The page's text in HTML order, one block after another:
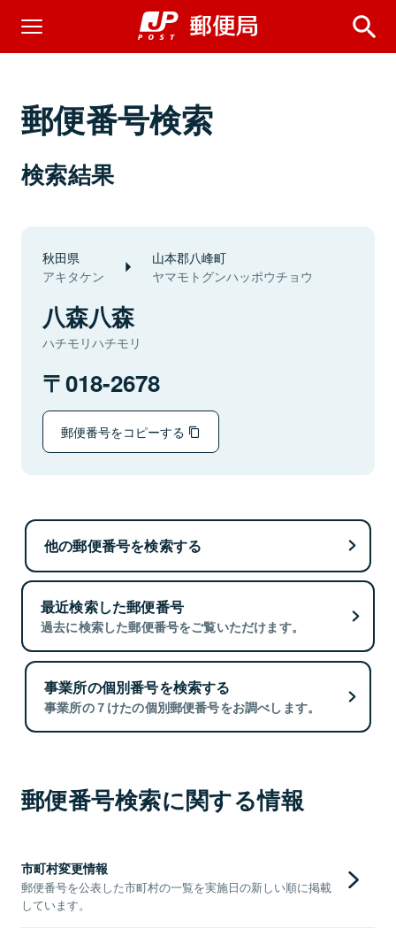
郵便番号検索
検索結果
秋田県
アキタケン
山本郡八峰町
ヤマモトグンハッポウチョウ
八森八森
ハチモリハチモリ
018-2678
郵便番号をコピーする
他の郵便番号を検索する
最近検索した郵便番号
過去に検索した郵便番号をご覧いただけます。
事業所の個別番号を検索する
事業所の７けたの個別郵便番号をお調べします。
郵便番号検索に関する情報
市町村変更情報
郵便番号を公表した市町村の一覧を実施日の新しい順に掲載
しています。